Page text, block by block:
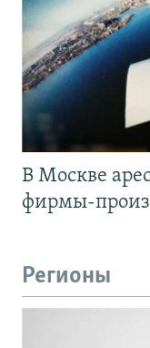
В Москве
фирмы-
Регионы